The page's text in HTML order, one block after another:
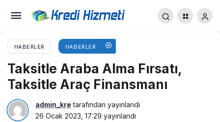
HABERLER HABERLER
Taksitle Araba Alma Fırsatı,
Taksitle Araç Finansmanı
admin_kre tarafından yayınlandı
26 Ocak 2023, 17:29 yayınlandı